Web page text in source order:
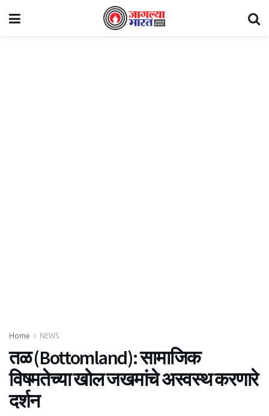
Home NEWS
तळ (Bottomland): सामाजिक
विषमतेच्या खोल जखमांचे अस्वस्थ करणारे
दर्शन